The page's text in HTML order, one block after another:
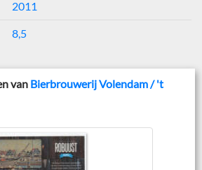
2011
8,5
van Bierbrouwerij Volendam / 't